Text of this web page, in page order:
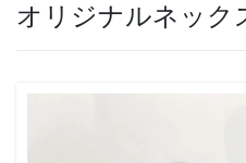
オリジナルネック